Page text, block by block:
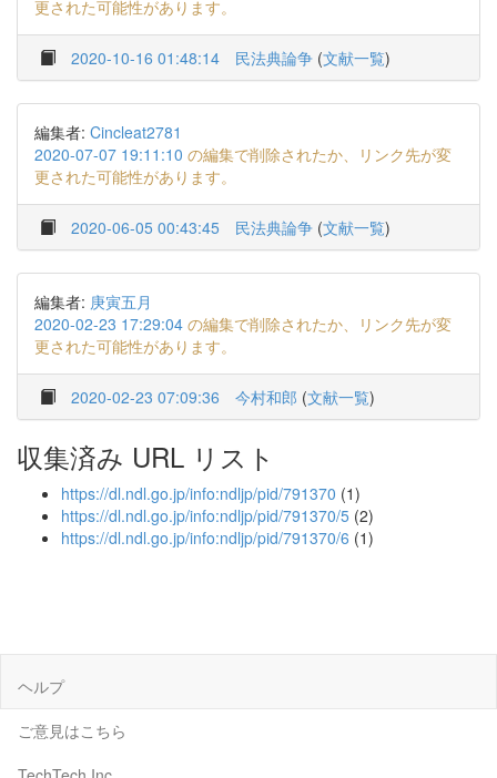
更された可能性があります。
2020-10-16 01:48:14 民法典論争 (文献一覧)
編集者: Cincleat2781
2020-07-07 19:11:10 の編集で削除されたか、リンク先が変
更された可能性があります。
2020-06-05 00:43:45 民法典論争 (文献一覧)
編集者: 庚寅五月
2020-02-23 17:29:04 の編集で削除されたか、リンク先が変
更された可能性があります。
2020-02-23 07:09:36 今村和郎 (文献一覧)
収集済み URL リスト
https://dl.ndl.go.jp/info:ndljp/pid/791370 (1)
https://dl.ndl.go.jp/info:ndljp/pid/791370/5 (2)
https://dl.ndl.go.jp/info:ndljp/pid/791370/6 (1)
ヘルプ
ご意見はこちら